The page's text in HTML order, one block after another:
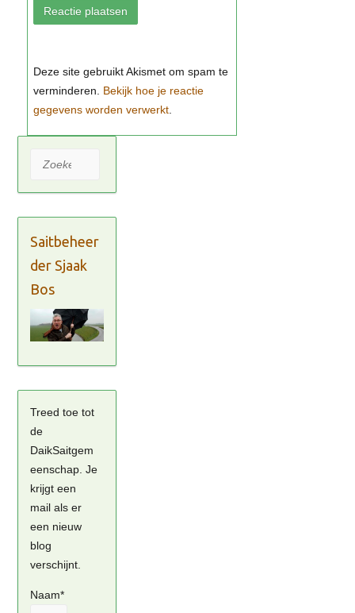
Bekijk hoe je reactie
gegevens worden verwerkt
Zoeken
Saitbeheer
der Sjaak
Bos
Treed toe tot
de
DaikSaitgem
eenschap. Je
krijgt een
mail als er
een nieuw
blog
verschijnt.
Naam*